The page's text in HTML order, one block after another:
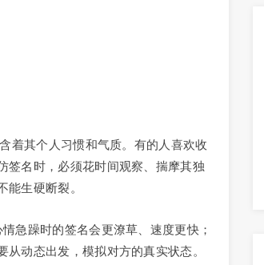
着其个人习惯和气质。有的人喜欢收
签名时，必须花时间观察、揣摩其独
生硬断裂。
急躁时的签名会更潦草、速度更快；
动态出发，模拟对方的真实状态。